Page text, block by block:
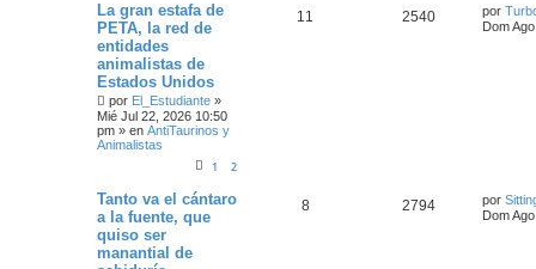
La gran estafa de
PETA, la red de
entidades
animalistas de
Estados Unidos
por El_Estudiante »
Mié Jul 22, 2026 10:50
pm » en AntiTaurinos y
Animalistas
1 2
11 2540 por
Dom
Tanto va el cántaro
a la fuente, que
quiso ser
manantial de
8 2794 por
Dom